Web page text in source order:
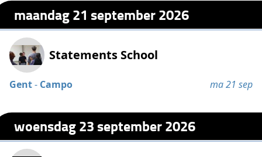
maandag 21 september 2026
Statements School
Gent- Campo ma 21 sep
woensdag 23 september 2026